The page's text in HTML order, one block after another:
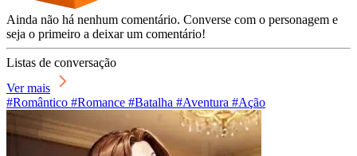
Ainda não há nenhum comentário. Converse com o personagem e
seja o primeiro a deixar um comentário!
Listas de conversação
Ver mais
#Romântico #Romance #Batalha #Aventura #Ação